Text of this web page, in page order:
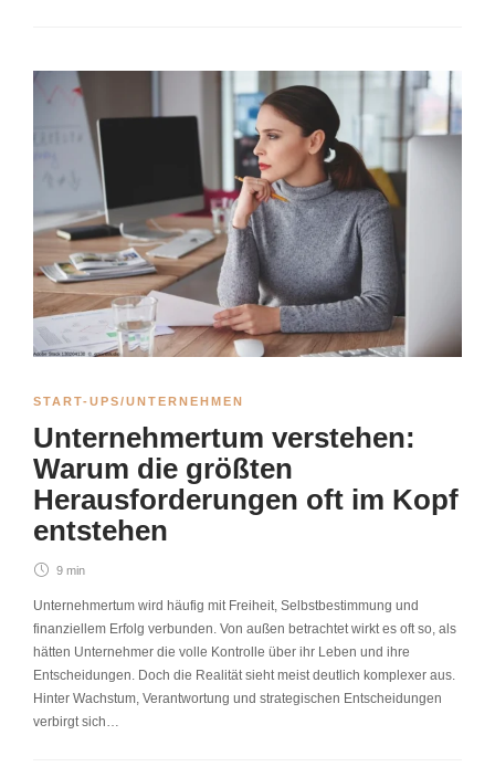
START-UPS/UNTERNEHMEN
Unternehmertum verstehen:
Warum die größten
Herausforderungen oft im Kopf
entstehen
9 min
Unternehmertum wird häufig mit Freiheit, Selbstbestimmung und
finanziellem Erfolg verbunden. Von außen betrachtet wirkt es oft so, als
hätten Unternehmer die volle Kontrolle über ihr Leben und ihre
Entscheidungen. Doch die Realität sieht meist deutlich komplexer aus.
Hinter Wachstum, Verantwortung und strategischen Entscheidungen
verbirgt sich…